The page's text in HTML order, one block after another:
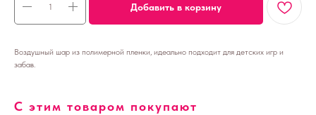
Добавить в корзину
Воздушный шар из полимерной пленки, идеально подходит для детских игр и
забав.
С этим товаром покупают